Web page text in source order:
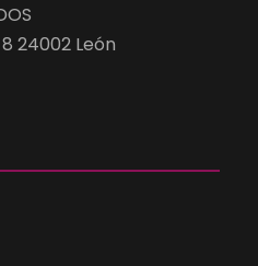
24002 León